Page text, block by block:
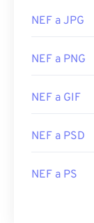
NEF a JPG
NEF a PNG
NEF a GIF
NEF a PSD
NEF a PS